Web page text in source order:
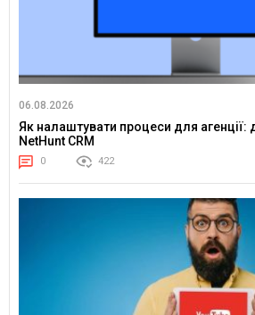
06.08.2026
Як налаштувати процеси для агенції:
NetHunt CRM
0 422